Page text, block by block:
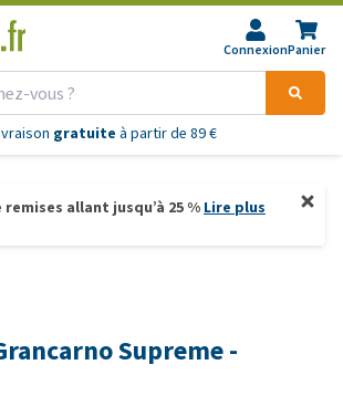
ConnexionPanier
gratuite à partir de 89 €
allant jusqu’à 25 % Lire plus
Supreme -